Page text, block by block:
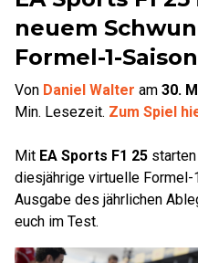
neuem
Formel-1-Saison
Von Daniel Walter am 30.
Min. Lesezeit. Zum Spiel
Mit EA Sports F1 25
diesjährige virtuelle
Ausgabe des jährlichen
euch im Test.